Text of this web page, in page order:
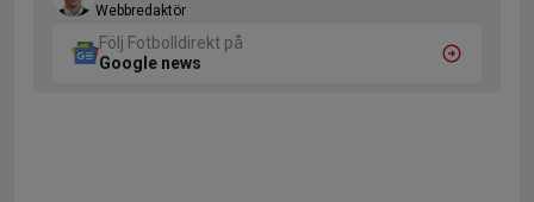
Webbredaktör
Följ Fotbolldirekt på
Google news